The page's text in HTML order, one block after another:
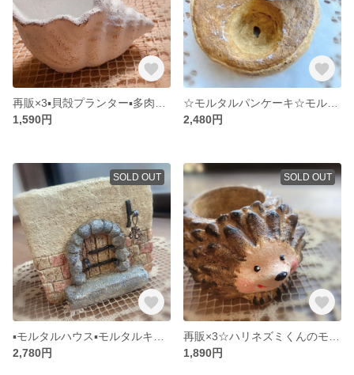
1,590円
2,480円
SOLD OUT
2,780円
SOLD OUT
1,890円